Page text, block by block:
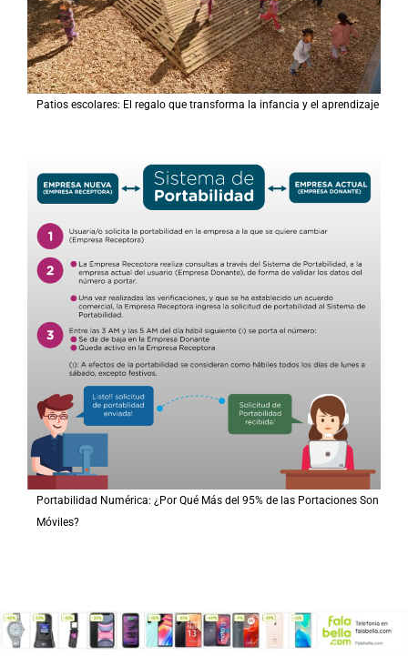
Patios escolares: El regalo que transforma la infancia y el aprendizaje
Portabilidad Numérica: ¿Por Qué Más del 95% de las Portaciones Son
Móviles?